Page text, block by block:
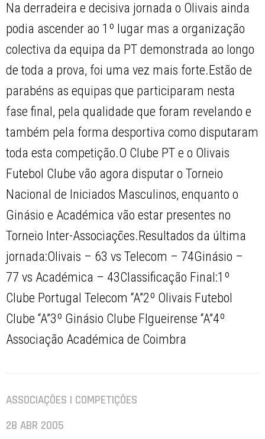
Na derradeira e decisiva jornada o Olivais ainda
podia ascender ao 1º lugar mas a organização
colectiva da equipa da PT demonstrada ao longo
de toda a prova, foi uma vez mais forte.Estão de
parabéns as equipas que participaram nesta
fase final, pela qualidade que foram revelando e
também pela forma desportiva como disputaram
toda esta competição.O Clube PT e o Olivais
Futebol Clube vão agora disputar o Torneio
Nacional de Iniciados Masculinos, enquanto o
Ginásio e Académica vão estar presentes no
Torneio Inter-Associações.Resultados da última
jornada:Olivais – 63 vs Telecom – 74Ginásio –
77 vs Académica – 43Classificação Final:1º
Clube Portugal Telecom “A”2º Olivais Futebol
Clube “A”3º Ginásio Clube FIgueirense “A”4º
Associação Académica de Coimbra
ASSOCIAÇÕES | COMPETIÇÕES
28 ABR 2005